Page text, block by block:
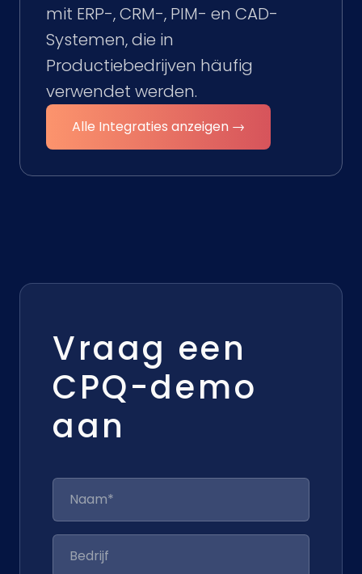
mit ERP-, CRM-, PIM- en CAD-
Systemen, die in
Productiebedrijven häufig
verwendet werden.
Alle Integraties anzeigen →
Vraag een
CPQ-demo
aan